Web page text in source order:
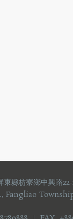
東縣枋寮鄉中興路22-
Fangliao